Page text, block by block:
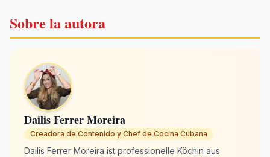
Sobre la autora
Dailis Ferrer Moreira
Creadora de Contenido y Chef de Cocina Cubana
Dailis Ferrer Moreira ist professionelle Köchin aus